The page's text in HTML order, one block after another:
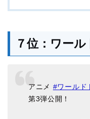
７位：ワー
アニメ #ワールド
第3弾公開！